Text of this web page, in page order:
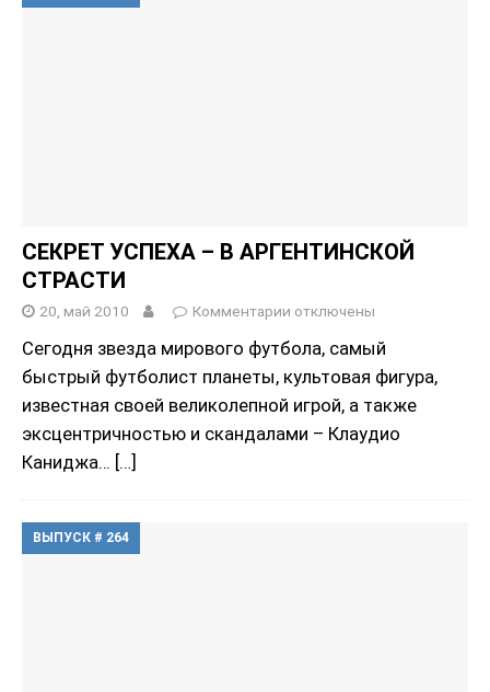
СЕКРЕТ УСПЕХА – В АРГЕНТИНСКОЙ
СТРАСТИ
20, май 2010 Комментарии отключены
Сегодня звезда мирового футбола, самый
быстрый футболист планеты, культовая фигура,
известная своей великолепной игрой, а также
эксцентричностью и скандалами – Клаудио
Каниджа… […]
ВЫПУСК # 264